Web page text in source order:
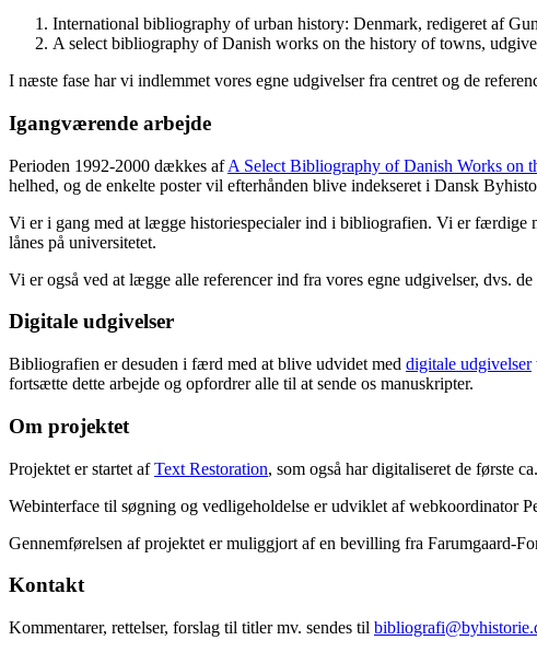
International bibliography of urban history: Denmark, redigeret af
A select bibliography of Danish works on the history of towns,
I næste fase har vi indlemmet vores egne udgivelser fra centret og de
Igangværende arbejde
Perioden 1992-2000 dækkes afA Select Bibliography of Danish Works on
helhed, og de enkelte poster vil efterhånden blive indekseret i Dansk
Vi er i gang med at lægge historiespecialer ind i bibliografien. Vi er færdige
lånes på universitetet.
Vi er også ved at lægge alle referencer ind fra vores egne udgivelser, dvs.
Digitale udgivelser
Bibliografien er desuden i færd med at blive udvidet med digitale udgivelser
fortsætte dette arbejde og opfordrer alle til at sende os manuskripter.
Om projektet
Projektet er startet afText Restoration, som også har digitaliseret de første
Webinterface til søgning og vedligeholdelse er udviklet af webkoordinator
Gennemførelsen af projektet er muliggjort af en bevilling fra Farumgaard-
Kontakt
Kommentarer, rettelser, forslag til titler mv. sendes til